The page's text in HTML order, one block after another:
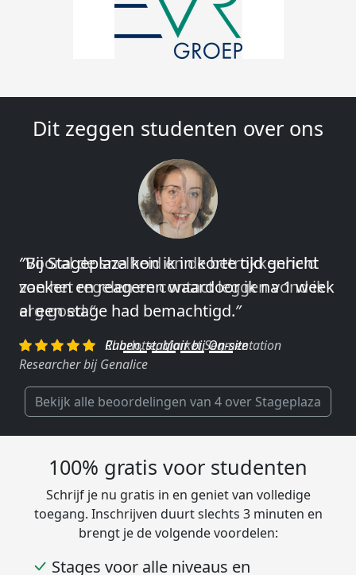
Dit zeggen studenten over ons
″Vooral de snelheid en de betrokkenheid
van het regelen en contact leggen vond ik
erg goed.″
Charlotte, Market Segmentation
Researcher bij Genalice
Bekijk alle beoordelingen van 4 over Stageplaza
100% gratis voor studenten
Schrijf je nu gratis in en geniet van volledige
toegang. Inschrijven duurt slechts 3 minuten en
brengt je de volgende voordelen:
Stages voor alle niveaus en